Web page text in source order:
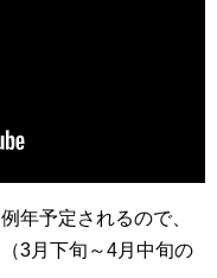
年予定されるので、
3月下旬～4月中旬の